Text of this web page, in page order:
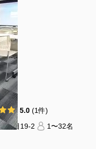
5.0 (1件)
1丁目19-2
1〜32名